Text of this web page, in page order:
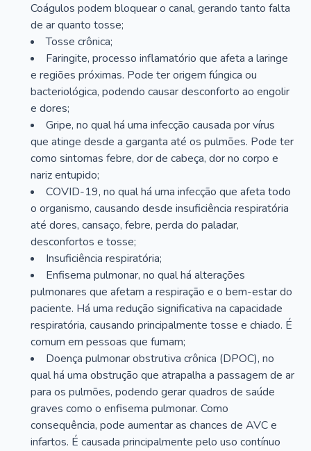
Coágulos podem bloquear o canal, gerando tanto falta
de ar quanto tosse;
Tosse crônica;
Faringite, processo inflamatório que afeta a laringe
e regiões próximas. Pode ter origem fúngica ou
bacteriológica, podendo causar desconforto ao engolir
e dores;
Gripe, no qual há uma infecção causada por vírus
que atinge desde a garganta até os pulmões. Pode ter
como sintomas febre, dor de cabeça, dor no corpo e
nariz entupido;
COVID-19, no qual há uma infecção que afeta todo
o organismo, causando desde insuficiência respiratória
até dores, cansaço, febre, perda do paladar,
desconfortos e tosse;
Insuficiência respiratória;
Enfisema pulmonar, no qual há alterações
pulmonares que afetam a respiração e o bem-estar do
paciente. Há uma redução significativa na capacidade
respiratória, causando principalmente tosse e chiado. É
comum em pessoas que fumam;
Doença pulmonar obstrutiva crônica (DPOC), no
qual há uma obstrução que atrapalha a passagem de ar
para os pulmões, podendo gerar quadros de saúde
graves como o enfisema pulmonar. Como
consequência, pode aumentar as chances de AVC e
infartos. É causada principalmente pelo uso contínuo